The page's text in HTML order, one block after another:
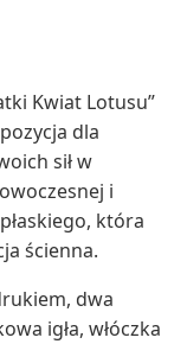
Kwiat Lotusu”
dla
sił w
i
która
ścienna.
dwa
igła, włóczka